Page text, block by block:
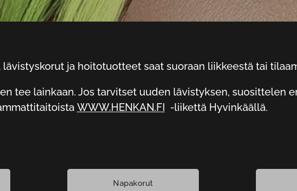
lävistyskorut ja hoitotuotteet saat suoraan liikkeestä tai
tee lainkaan. Jos tarvitset uuden lävistyksen, suosittelen
WWW.HENKAN.FI -liikettä Hyvinkäällä.
Napakorut